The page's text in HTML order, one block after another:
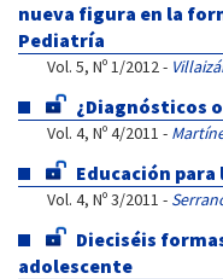
nueva figura en la
Pediatría
Vol. 5, Nº 1/2012 -
¿Diagnósticos
Vol. 4, Nº 4/2011 -
Educación
Vol. 4, Nº 3/2011 -
Dieciséis
adolescente